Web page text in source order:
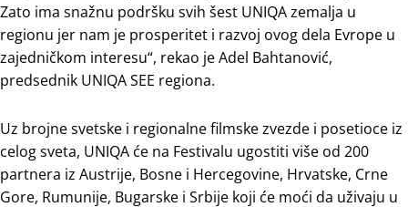
Zato ima snažnu podršku svih šest UNIQA zemalja u
regionu jer nam je prosperitet i razvoj ovog dela Evrope u
zajedničkom interesu“, rekao je Adel Bahtanović,
predsednik UNIQA SEE regiona.
Uz brojne svetske i regionalne filmske zvezde i posetioce iz
celog sveta, UNIQA će na Festivalu ugostiti više od 200
partnera iz Austrije, Bosne i Hercegovine, Hrvatske, Crne
Gore, Rumunije, Bugarske i Srbije koji će moći da uživaju u